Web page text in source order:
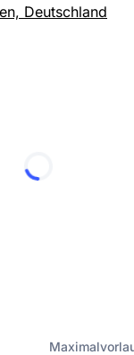
Deutschland